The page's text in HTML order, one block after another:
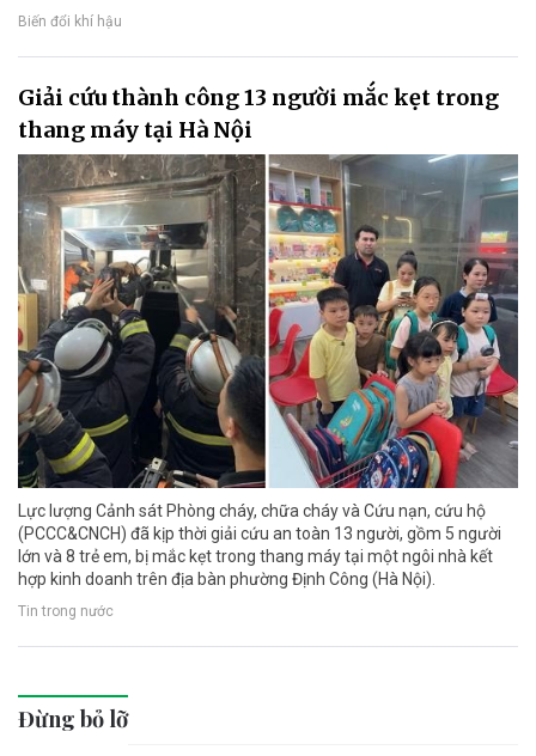
Biến đổi khí hậu
Giải cứu thành công 13 người mắc kẹt trong
thang máy tại Hà Nội
Lực lượng Cảnh sát Phòng cháy, chữa cháy và Cứu nạn, cứu hộ
(PCCC&CNCH) đã kịp thời giải cứu an toàn 13 người, gồm 5 người
lớn và 8 trẻ em, bị mắc kẹt trong thang máy tại một ngôi nhà kết
hợp kinh doanh trên địa bàn phường Định Công (Hà Nội).
Tin trong nước
Đừng bỏ lỡ